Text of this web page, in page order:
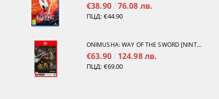
€38.90 76.08 лв.
ПЦД: €44.90
ONIMUSHA: WAY OF THE SWORD [NINTENDO SWITCH 2]
€63.90 124.98 лв.
ПЦД: €69.00